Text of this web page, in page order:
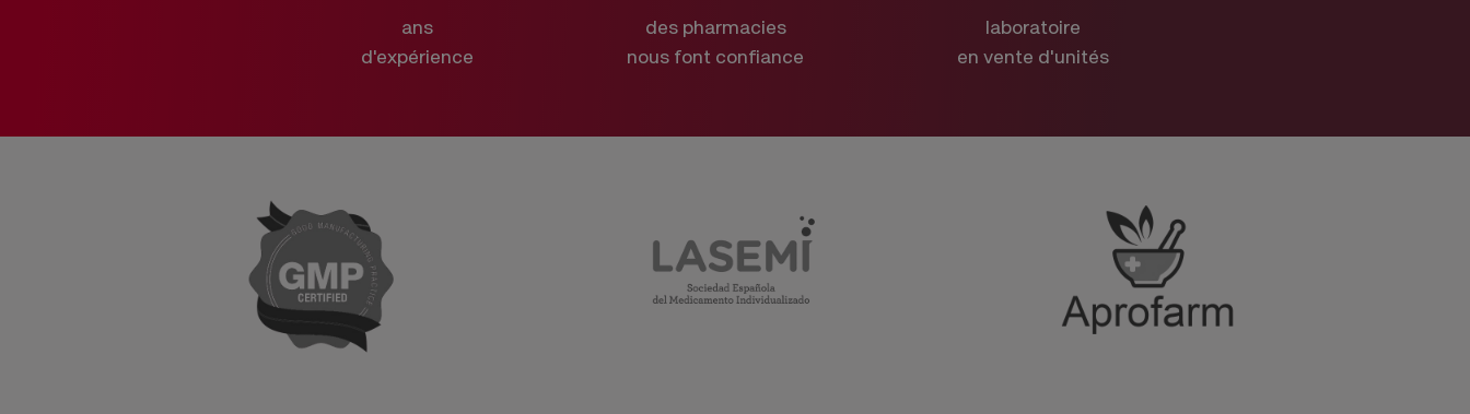
ans
d'expérience
des pharmacies
nous font confiance
laboratoire
en vente d'unités